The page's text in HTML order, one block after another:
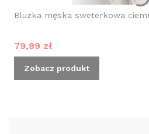
Bluzka męska sweterkowa
Cena promocyjna
79,99 zł
Zobacz produkt